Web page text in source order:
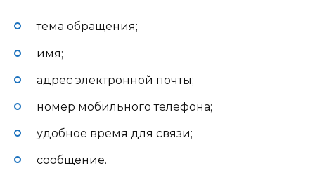
тема обращения;
имя;
адрес электронной почты;
номер мобильного телефона;
удобное время для связи;
сообщение.